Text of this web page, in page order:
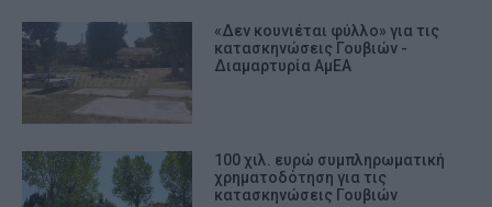
«Δεν κουνιέται φύλλο» για τις
κατασκηνώσεις Γουβιών -
Διαμαρτυρία ΑμΕΑ
100 χιλ. ευρώ συμπληρωματική
χρηματοδότηση για τις
κατασκηνώσεις Γουβιών